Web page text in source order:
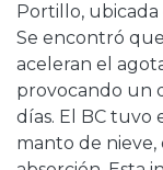
Portillo,
Se encontró
aceleran el
provocando un
días. El BC tuvo
manto de nieve,